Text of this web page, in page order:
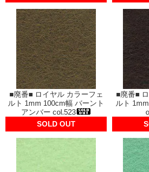
■廃番■ ロイヤル カラーフェ
ルト 1mm 100cm幅 バーント
アンバー col.523
SOLD OUT
■廃番■
ルト